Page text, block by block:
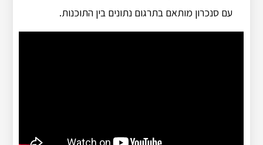
עם סנכרון מותאם בתרגום נתונים בין התוכנות.